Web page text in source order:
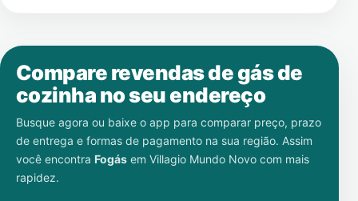
Compare revendas de gás de
cozinha no seu endereço
Busque agora ou baixe o app para comparar preço, prazo
de entrega e formas de pagamento na sua região. Assim
você encontra Fogás em Villagio Mundo Novo com mais
rapidez.